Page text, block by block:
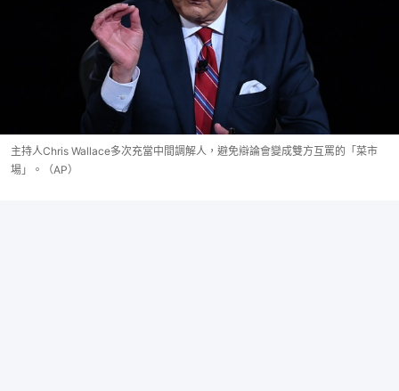
主持人Chris Wallace多次充當中間調解人，避免辯論會變成雙方互罵的「菜市
場」。（AP）